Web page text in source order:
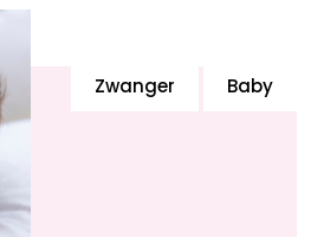
Zwanger Baby